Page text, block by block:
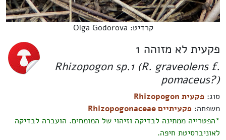
קרדיט: Olga Godorova
פקעית לא מזוהה 1
Rhizopogon sp.1 (R. graveolens f.
pomaceus?)
סוג:פקעית Rhizopogon
משפחה:פקעיתיים Rhizopogonaceae
*הפטרייה ממתינה לבדיקה וזיהוי של המומחים. הועברה לבדיקה
לאוניברסיטת חיפה.